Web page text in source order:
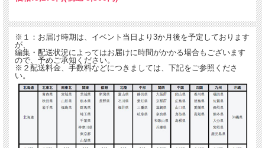
※１：お届け時期は、イベント当日より3か月後を予定しております
が、
編集・配送状況によってはお届けに時間がかかる場合もございます
ので、予めご承知ください。
※２配送料金、手数料などにつきましては、下記をご参照くださ
い。